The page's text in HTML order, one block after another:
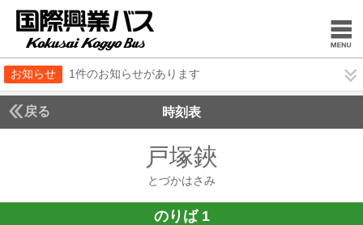
お知らせ 1件のお知らせがあります
戻る 時刻表
戸塚鋏
とづかはさみ
のりば 1